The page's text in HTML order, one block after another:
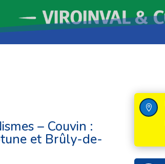
– Couvin :
et Brûly-de-
